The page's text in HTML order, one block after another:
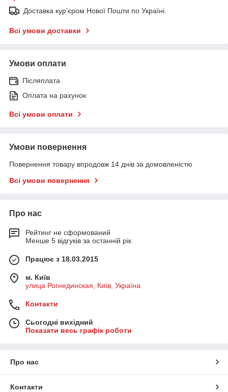
Доставка кур'єром Нової Пошти по Україні.
Всі умови доставки
Умови оплати
Післяплата
Оплата на рахунок
Всі умови оплати
Умови повернення
Повернення товару впродовж 14 днів за домовленістю
Всі умови повернення
Про нас
Рейтинг не сформований
Менше 5 відгуків за останній рік
Працює з 18.03.2015
м. Київ
улица Рогнединская, Київ, Україна
Контакти
Сьогодні вихідний
Показати весь графік роботи
Про нас
Контакти